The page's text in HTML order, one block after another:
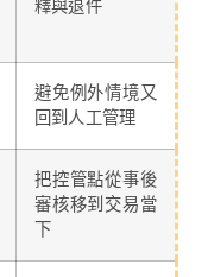
釋與退件
避免例外情境又
回到人工管理
把控管點從事後
審核移到交易當
下